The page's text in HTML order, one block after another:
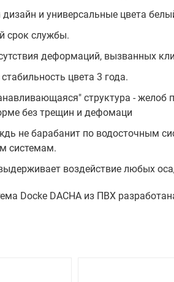
и универсальные цвета
срок службы.
деформаций, вызванных
цвета 3 года.
структура - желоб
без трещин и дефомаци
не барабанит по водосточным
системам.
воздействие любых
Docke DACHA из ПВХ